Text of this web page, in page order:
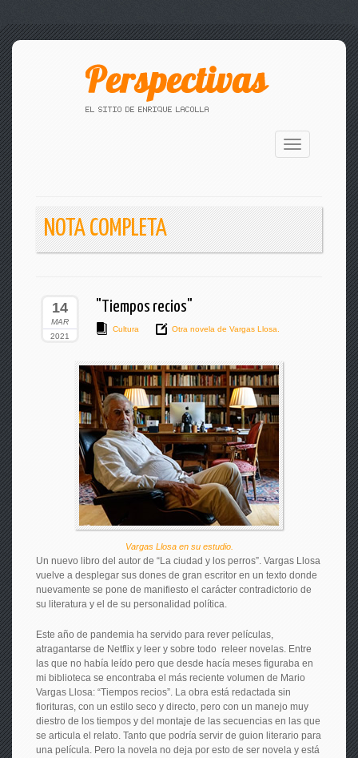
Toggle
navigation
NOTA COMPLETA
14
MAR
2021
"Tiempos recios"
Cultura Otra novela de Vargas Llosa.
Vargas Llosa en su estudio.
Un nuevo libro del autor de “La ciudad y los perros”. Vargas Llosa
vuelve a desplegar sus dones de gran escritor en un texto donde
nuevamente se pone de manifiesto el carácter contradictorio de
su literatura y el de su personalidad política.
Este año de pandemia ha servido para rever películas,
atragantarse de Netflix y leer y sobre todo releer novelas. Entre
las que no había leído pero que desde hacía meses figuraba en
mi biblioteca se encontraba el más reciente volumen de Mario
Vargas Llosa: “Tiempos recios”. La obra está redactada sin
fiorituras, con un estilo seco y directo, pero con un manejo muy
diestro de los tiempos y del montaje de las secuencias en las que
se articula el relato. Tanto que podría servir de guion literario para
una película. Pero la novela no deja por esto de ser novela y está